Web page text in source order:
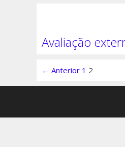
Avaliação
Navegação
← Anterior 1 2